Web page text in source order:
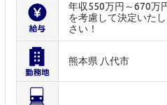
年収550万円～670万
を考慮して決定いた
さい！
熊本県 八代市